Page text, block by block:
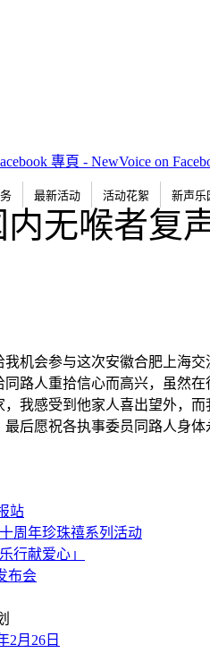
最新活动 活动花絮 新声乐
内无喉者复
机会参与这次安徽合肥上海
同路人重拾信心而高兴，虽然
我感受到他家人喜出望外，
后愿祝各执事委员同路人身体
站
周年珍珠禧系列活动
行献爱心」
布会
2月26日